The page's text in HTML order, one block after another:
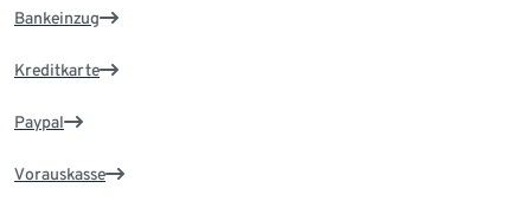
Bankeinzug
Kreditkarte
Paypal
Vorauskasse